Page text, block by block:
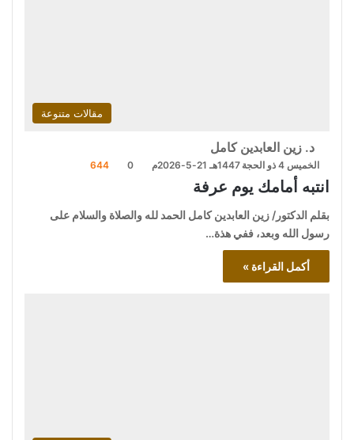
مقالات متنوعة
د. زين العابدين كامل
الخميس 4 ذو الحجة 1447هـ 21-5-2026م 0
644
انتبه أمامك يوم عرفة
بقلم الدكتور/ زين العابدين كامل الحمد لله والصلاة والسلام على
رسول الله وبعد، ففي هذة…
أكمل القراءة »